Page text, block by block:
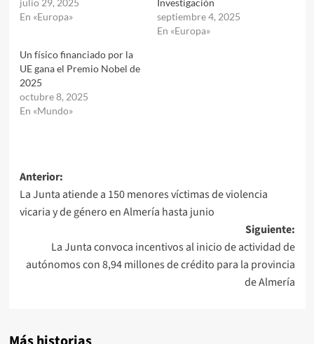
julio 29, 2025
En «Europa»
Investigación
septiembre 4, 2025
En «Europa»
Un físico financiado por la
UE gana el Premio Nobel de
2025
octubre 8, 2025
En «Mundo»
Navegación
de
entradas
Anterior:
La Junta atiende a 150 menores víctimas de violencia
vicaria y de género en Almería hasta junio
Siguiente:
La Junta convoca incentivos al inicio de actividad de
autónomos con 8,94 millones de crédito para la provincia
de Almería